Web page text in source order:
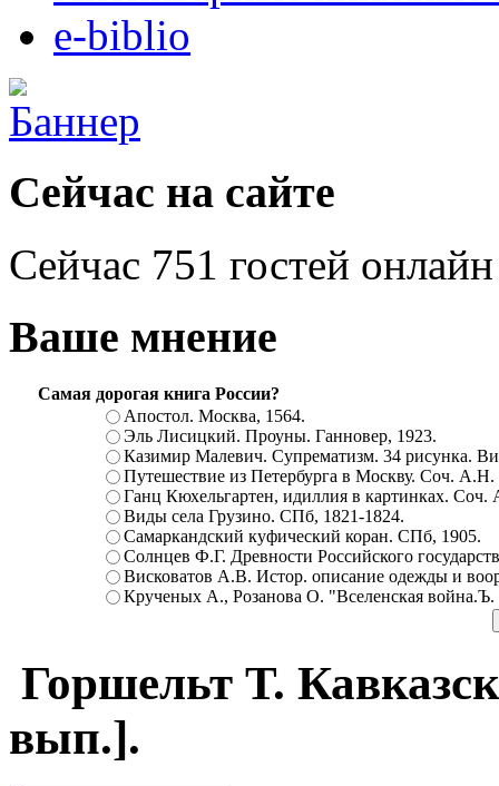
e-biblio
Сейчас на сайте
Сейчас 751 гостей онлайн
Ваше мнение
Самая дорогая книга России?
Апостол. Москва, 1564.
Эль Лисицкий. Проуны. Ганновер, 1923.
Казимир Малевич. Супрематизм. 34 рисунка.
Путешествие из Петербурга в Москву. Соч.
Ганц Кюхельгартен, идиллия в картинках.
Виды села Грузино. СПб, 1821-1824.
Самаркандский куфический коран. СПб, 1905.
Солнцев Ф.Г. Древности Российского
Висковатов А.В. Истор. описание одежды и
Крученых А., Розанова О. "Вселенская
Горшельт Т.
вып.].